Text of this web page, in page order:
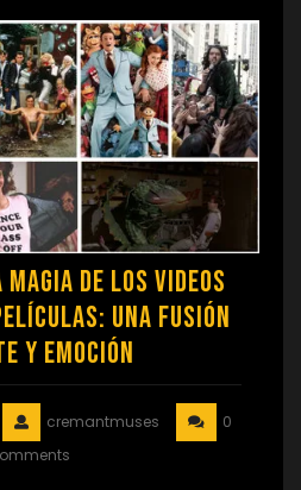
de los Videos
Una Fusión
y Emoción
cremantmuses
0